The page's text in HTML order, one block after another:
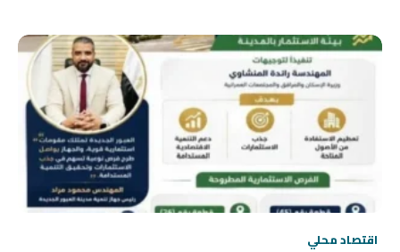
اقتصاد محلي